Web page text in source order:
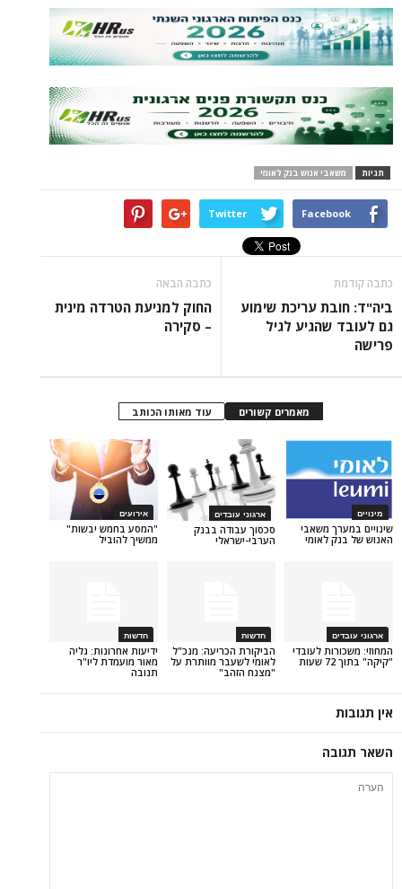
אנוש בנק לאומי
Twitter
עריכת שימוע
לגיל
החוק למניעת הטרדה מינית
– סקירה
עוד מאותו הכותב
אירועים
"המסע בחמש יבשות"
ממשיך להוביל
סכסוך עבודה בבנק
הערבי-ישראלי
משאבי
ידיעות אחרונות: גליה
מאור מועמדת ליו"ר
תנובה
חדשות
הביקורת הכריעה: מנכ"ל
לאומי לשעבר מוותרת על
"מצנח הזהב"
לעובדי